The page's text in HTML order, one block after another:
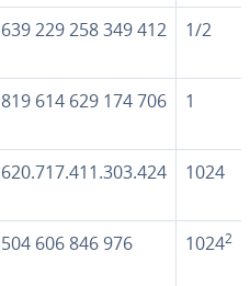
229 258 349 412
1/2
614 629 174 706
1
1024
606 846 976 10242